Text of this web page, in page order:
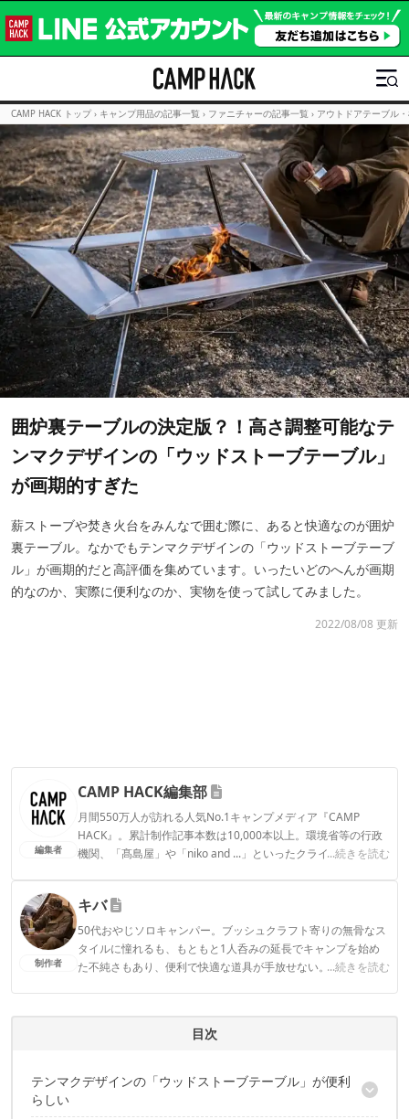
CAMP HACK トップ › キャンプ用品の記事一覧 › ファニチャーの記事一覧 › アウトドアテーブル
囲炉裏テーブルの決定版？！高さ調整可能なテ
ンマクデザインの「ウッドストーブテーブル」
が画期的すぎた
薪ストーブや焚き火台をみんなで囲む際に、あると快適なのが囲炉
裏テーブル。なかでもテンマクデザインの「ウッドストーブテーブ
ル」が画期的だと高評価を集めています。いったいどのへんが画期
的なのか、実際に便利なのか、実物を使って試してみました。
2022/08/08 更新
編集者
CAMP HACK編集部
月間550万人が訪れる人気No.1キャンプメディア『CAMP
HACK』。累計制作記事本数は10,000本以上。環境省等の行政
機関、「髙島屋」や「niko and ...」といったクライアントとの
...続きを読む
CAMP HACK編集部のプロフィール
制作者
キバ
50代おやじソロキャンパー。ブッシュクラフト寄りの無骨なス
タイルに憧れるも、もともと1人呑みの延長でキャンプを始め
た不純さもあり、便利で快適な道具が手放せない。...続きを読む
キバのプロフィール
目次
テンマクデザインの「ウッドストーブテーブル」が便利
らしい